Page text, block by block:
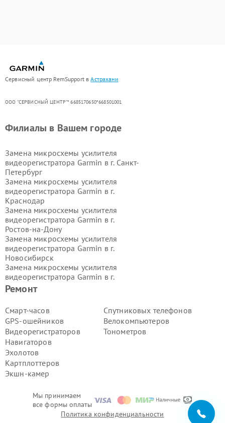
Сервисный центр RemSupport вАстрахани
ООО "СЕРВИСНЫЙ ЦЕНТР"* 6685170650*668501001
Мы принимаем
все формы оплаты
Ремонт
Смарт-часов
GPS-ошейников
Видеорегистраторов
Навигаторов
Эхолотов
Картплоттеров
Экшн-камер
Спутниковых телефонов
Велокомпьютеров
Тонометров
Филиалы в Вашем городе
Замена микросхемы усилителя
видеорегистратора Garmin в г. Санкт-
Петербург
Замена микросхемы усилителя
видеорегистратора Garmin в г.
Краснодар
Замена микросхемы усилителя
видеорегистратора Garmin в г.
Ростов-на-Дону
Замена микросхемы усилителя
видеорегистратора Garmin в г.
Новосибирск
Замена микросхемы усилителя
видеорегистратора Garmin в г.
Екатеринбург
Замена микросхемы усилителя
Казань
Замена микросхемы усилителя
видеорегистратора Garmin в г.
Воронеж
Замена микросхемы усилителя
видеорегистратора Garmin в г.
Волгоград
Замена микросхемы усилителя
видеорегистратора Garmin в г.
Замена микросхемы усилителя
видеорегистратора Garmin в г.Пермь
Политика конфиденциальности